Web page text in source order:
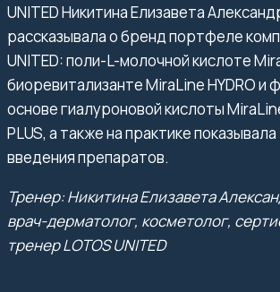
UNITED Никитина Елизавета
рассказывала о бренд портфеле
UNITED: поли-L-молочной кислоте
биоревитализанте MiraLine HYDRO и
основе гиалуроновой кислоты
PLUS, а также на практике
введения препаратов.
Тренер: Никитина Елизавета
врач-дерматолог, косметолог,
тренер LOTOS UNITED